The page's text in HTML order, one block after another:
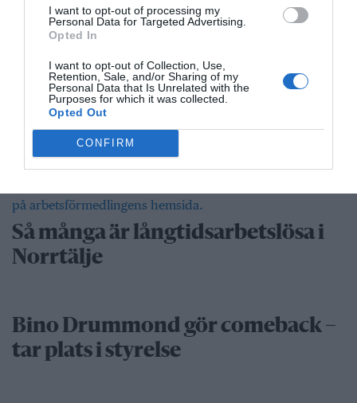
I want to opt-out of processing my
Personal Data for Targeted Advertising.
Opted In
I want to opt-out of Collection, Use,
Retention, Sale, and/or Sharing of my
Personal Data that Is Unrelated with the
Purposes for which it was collected.
Opted Out
CONFIRM
Northbay Rovers i Norrtälje
”Vad händer på byn?” passerar 50
000 medlemmar
Näringsliv
Så många är långtidsarbetslösa i
Norrtälje
Bino Drummond gör comeback –
tar plats i styrelse